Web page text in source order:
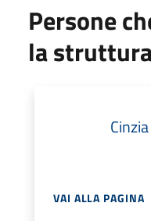
Persone
la
VAI ALLA PAGINA